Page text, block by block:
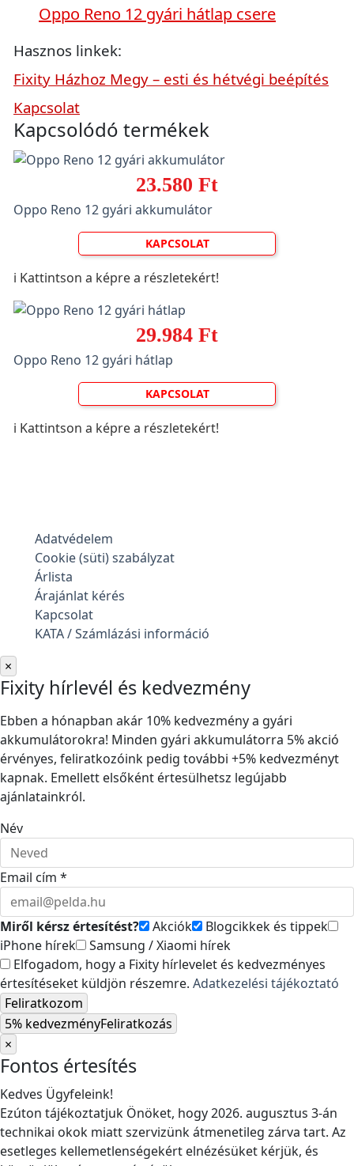
Oppo Reno 12 gyári hátlap csere
Hasznos linkek:
Fixity Házhoz Megy – esti és hétvégi beépítés
Kapcsolat
Kapcsolódó termékek
23.580 Ft
Oppo Reno 12 gyári akkumulátor
KAPCSOLAT
ℹ️ Kattintson a képre a részletekért!
29.984 Ft
Oppo Reno 12 gyári hátlap
KAPCSOLAT
ℹ️ Kattintson a képre a részletekért!
Adatvédelem
Cookie (süti) szabályzat
Árlista
Árajánlat kérés
Kapcsolat
KATA / Számlázási információ
×
Fixity hírlevél és kedvezmény
Ebben a hónapban akár 10% kedvezmény a gyári
akkumulátorokra! Minden gyári akkumulátorra 5% akció
érvényes, feliratkozóink pedig további +5% kedvezményt
kapnak. Emellett elsőként értesülhetsz legújabb
ajánlatainkról.
Név
Email cím *
Miről kérsz értesítést? Akciók
Blogcikkek és tippek
iPhone hírek
Samsung / Xiaomi hírek
Elfogadom, hogy a Fixity hírlevelet és kedvezményes
értesítéseket küldjön részemre. Adatkezelési tájékoztató
Feliratkozom
5% kedvezményFeliratkozás
×
Fontos értesítés
Kedves Ügyfeleink!
Ezúton tájékoztatjuk Önöket, hogy 2026. augusztus 3-án
technikai okok miatt szervizünk átmenetileg zárva tart. Az
esetleges kellemetlenségekért elnézésüket kérjük, és